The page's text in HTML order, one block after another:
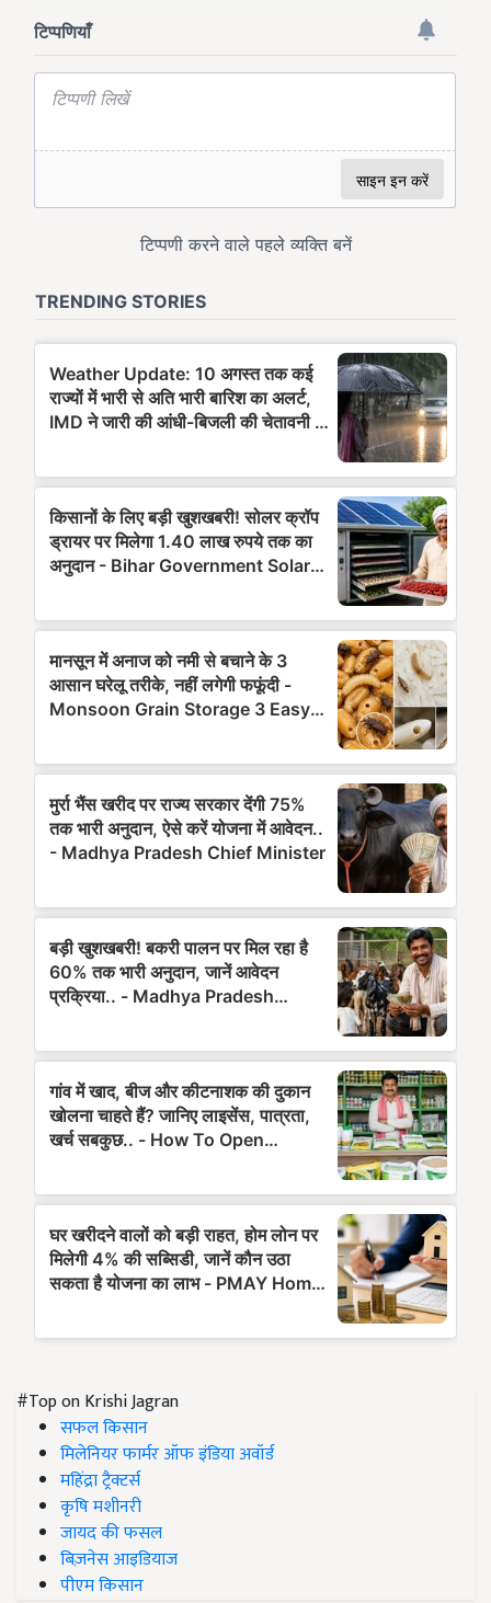
#Top on Krishi Jagran
सफल किसान
मिलेनियर फार्मर ऑफ इंडिया अवॉर्ड
महिंद्रा ट्रैक्टर्स
कृषि मशीनरी
जायद की फसल
बिज़नेस आइडियाज
पीएम किसान